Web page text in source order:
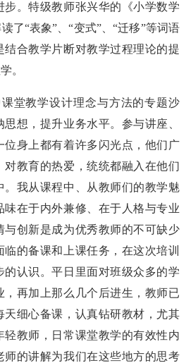
。特级教师张兴华的《小学数学
了“表象”、“变式”、“迁移”等词语
合教学片断对教学过程理论的提
。
堂教学设计理念与方法的专题沙
想，提升业务水平。参与讲座、
身上都有着许多闪光点，他们广
教育的热爱，统统都融入在他们
我从课程中、从教师们的教学魅
味在于内外兼修、在于人格与专业
与创新是成为优秀教师的不可缺少
的备课和上课任务，在这次培训
的认识。平日里面对班级众多的学
再加上那么几个后进生，教师已
细心备课，认真钻研教材，尤其
轻教师，日常课堂教学的有效性内
的讲解为我们在这些地方的思考